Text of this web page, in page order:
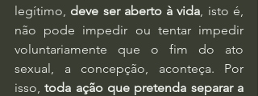
legítimo, deve ser aberto à vida, isto é,
não pode impedir ou tentar impedir
voluntariamente que o fim do ato
sexual, a concepção, aconteça. Por
isso, toda ação que pretenda separar a